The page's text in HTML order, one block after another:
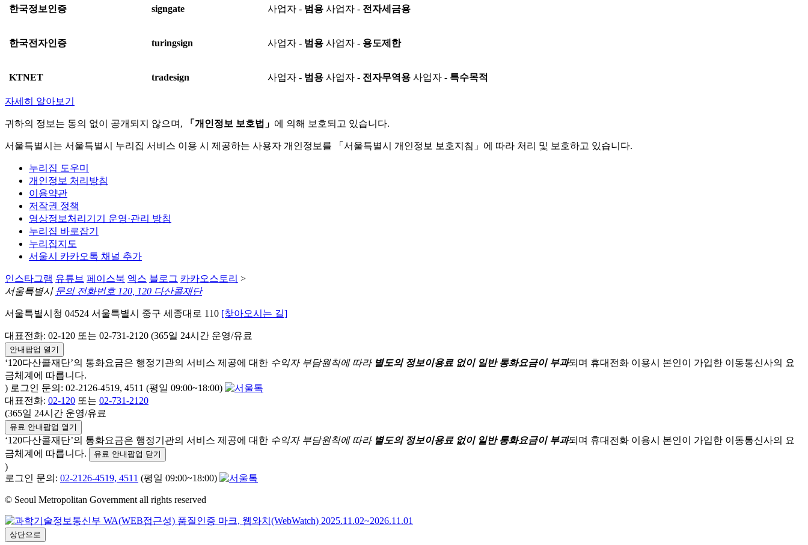
한국정보인증 signgate 사업자 - 범용 사업자 - 전자세금용
한국전자인증 turingsign 사업자 - 범용 사업자 - 용도제한
KTNET tradesign 사업자 - 범용 사업자 - 전자무역용 사업자 - 특수목적
자세히 알아보기
귀하의 정보는 동의 없이 공개되지 않으며, 「개인정보 보호법」 에 의해 보호되고 있습니다.
서울특별시는 서울특별시 누리집 서비스 이용 시 제공하는 사용자 개인정보를 「서울특별시 개인정보 보호지침」에 따라 처리 및 보호하고 있습니다.
누리집 도우미
개인정보 처리방침
이용약관
저작권 정책
영상정보처리기기 운영·관리 방침
누리집 바로잡기
누리집지도
서울시 카카오톡 채널 추가
인스타그램 유튜브 페이스북 엑스 블로그 카카오스토리 >
서울특별시 문의 전화번호 120, 120 다산콜재단
서울특별시청 04524 서울특별시 중구 세종대로 110 [찾아오시는 길]
대표전화: 02-120 또는 02-731-2120 (365일 24시간 운영/유료
안내팝업 열기
‘120다산콜재단’의 통화요금은 행정기관의 서비스 제공에 대한 수익자 부담원칙에 따라 별도의 정보이용료 없이 일반 통화요금이 부과되며 휴대전화 이용시 본인이 가입한 이동통신사의 요
금체계에 따릅니다.
) 로그인 문의: 02-2126-4519, 4511 (평일 09:00~18:00)
대표전화: 02-120 또는 02-731-2120
(365일 24시간 운영/유료
유료 안내팝업 열기
‘120다산콜재단’의 통화요금은 행정기관의 서비스 제공에 대한 수익자 부담원칙에 따라 별도의 정보이용료 없이 일반 통화요금이 부과되며 휴대전화 이용시 본인이 가입한 이동통신사의 요
금체계에 따릅니다.
유료 안내팝업 닫기
)
로그인 문의: 02-2126-4519, 4511 (평일 09:00~18:00)
© Seoul Metropolitan Government all rights reserved
상단으로